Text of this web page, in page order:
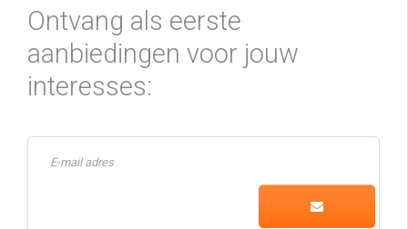
Ontvang als eerste
aanbiedingen voor jouw
interesses: